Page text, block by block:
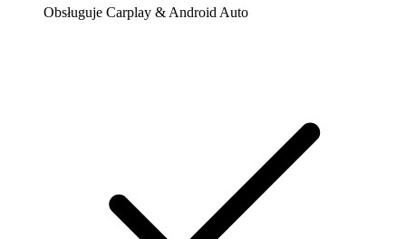
Obsługuje Carplay & Android Auto